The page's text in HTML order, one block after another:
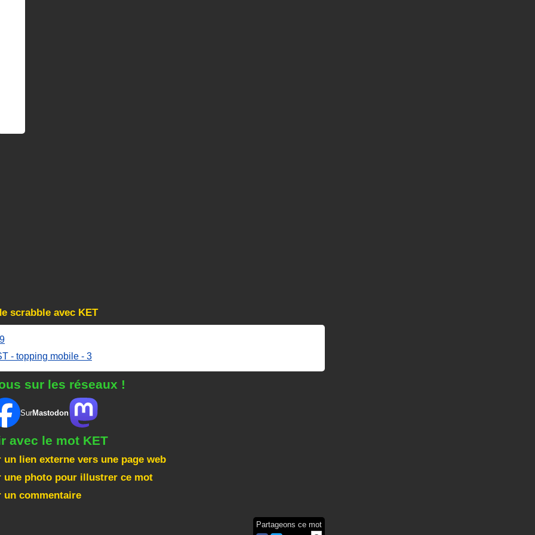
scrabble avec KET
- topping mobile - 3
sur les réseaux !
SurMastodon
avec le mot KET
un lien externe vers une page web
une photo pour illustrer ce mot
un commentaire
Partageons ce mot